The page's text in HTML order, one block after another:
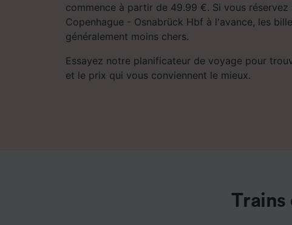
commence à partir de 49.99 €. Si vous
Copenhague - Osnabrück Hbf à l'avance, les
généralement moins chers.
Essayez notre planificateur de voyage pour
et le prix qui vous conviennent le mieux.
Trains